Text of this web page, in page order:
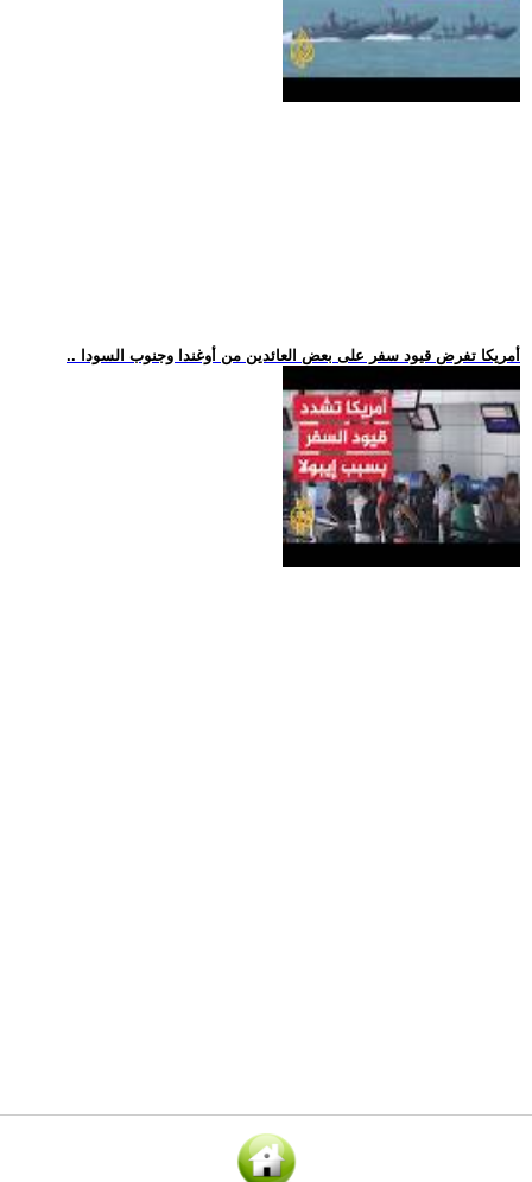
.. أمريكا تفرض قيود سفر على بعض العائدين من أوغندا وجنوب السودا